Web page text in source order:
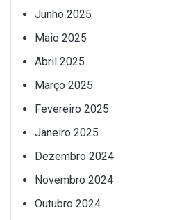
Junho 2025
Maio 2025
Abril 2025
Março 2025
Fevereiro 2025
Janeiro 2025
Dezembro 2024
Novembro 2024
Outubro 2024